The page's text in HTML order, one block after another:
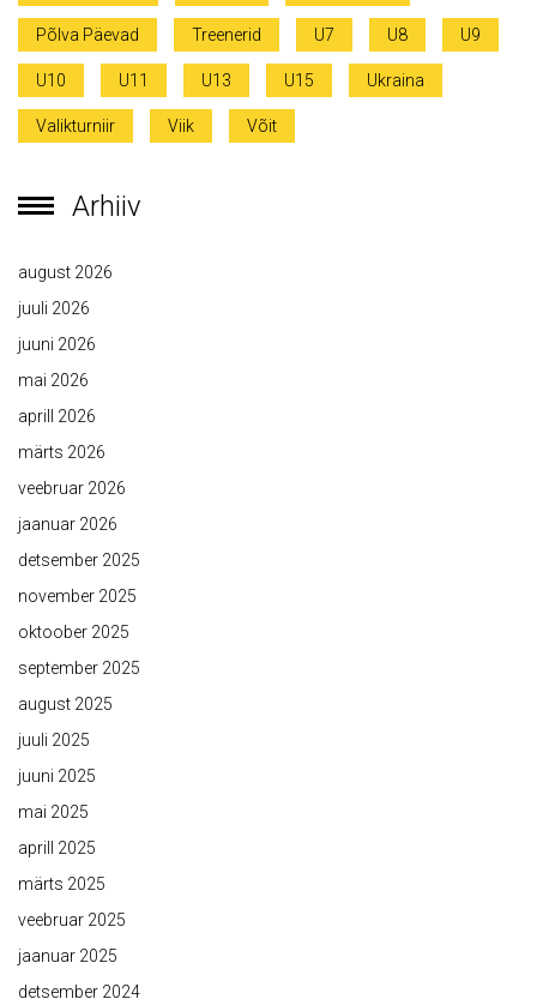
Põlva Päevad Treenerid U7 U8 U9
U10 U11 U13 U15 Ukraina
Valikturniir Viik Võit
Arhiiv
august 2026
juuli 2026
juuni 2026
mai 2026
aprill 2026
märts 2026
veebruar 2026
jaanuar 2026
detsember 2025
november 2025
oktoober 2025
september 2025
august 2025
juuli 2025
juuni 2025
mai 2025
aprill 2025
märts 2025
veebruar 2025
jaanuar 2025
detsember 2024